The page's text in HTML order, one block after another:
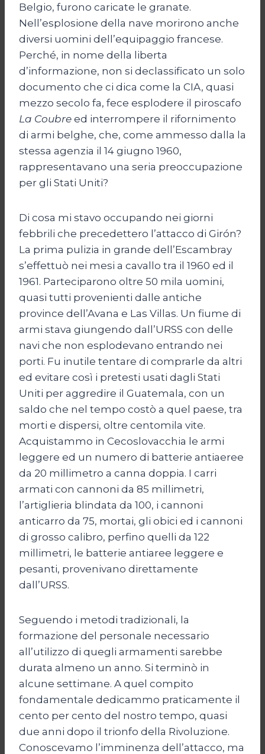
Belgio, furono caricate le granate.
Nell’esplosione della nave morirono anche
diversi uomini dell’equipaggio francese.
Perché, in nome della liberta
d’informazione, non si declassificato un solo
documento che ci dica come la CIA, quasi
mezzo secolo fa, fece esplodere il piroscafo
La Coubre ed interrompere il rifornimento
di armi belghe, che, come ammesso dalla la
stessa agenzia il 14 giugno 1960,
rappresentavano una seria preoccupazione
per gli Stati Uniti?
Di cosa mi stavo occupando nei giorni
febbrili che precedettero l’attacco di Girón?
La prima pulizia in grande dell’Escambray
s’effettuò nei mesi a cavallo tra il 1960 ed il
1961. Parteciparono oltre 50 mila uomini,
quasi tutti provenienti dalle antiche
province dell’Avana e Las Villas. Un fiume di
armi stava giungendo dall’URSS con delle
navi che non esplodevano entrando nei
porti. Fu inutile tentare di comprarle da altri
ed evitare così i pretesti usati dagli Stati
Uniti per aggredire il Guatemala, con un
saldo che nel tempo costò a quel paese, tra
morti e dispersi, oltre centomila vite.
Acquistammo in Cecoslovacchia le armi
leggere ed un numero di batterie antiaeree
da 20 millimetro a canna doppia. I carri
armati con cannoni da 85 millimetri,
l’artiglieria blindata da 100, i cannoni
anticarro da 75, mortai, gli obici ed i cannoni
di grosso calibro, perfino quelli da 122
millimetri, le batterie antiaree leggere e
pesanti, provenivano direttamente
dall’URSS.
Seguendo i metodi tradizionali, la
formazione del personale necessario
all’utilizzo di quegli armamenti sarebbe
durata almeno un anno. Si terminò in
alcune settimane. A quel compito
fondamentale dedicammo praticamente il
cento per cento del nostro tempo, quasi
due anni dopo il trionfo della Rivoluzione.
Conoscevamo l’imminenza dell’attacco, ma